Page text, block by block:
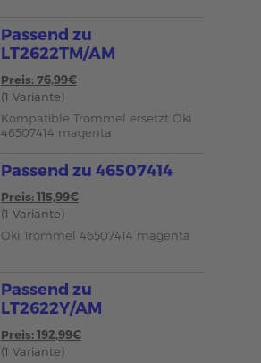
Passend zu
LT2622TM/AM
Preis: 76,99€
(1 Variante)
Kompatible Trommel ersetzt Oki
46507414 magenta
Passend zu 46507414
Preis: 115,99€
(1 Variante)
Oki Trommel 46507414 magenta
Passend zu
LT2622Y/AM
Preis: 192,99€
(1 Variante)